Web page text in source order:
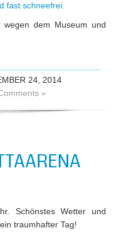
fast schneefrei.
dem Museum und
24, 2014
»
Schönstes Wetter und
traumhafter Tag!